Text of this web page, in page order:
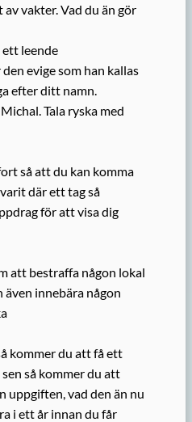
vakter. Vad du än gör
ett leende
evige som han kallas
efter ditt namn.
Tala ryska med
så att du kan komma
där ett tag så
för att visa dig
att bestraffa någon lokal
innebära någon
kommer du att få ett
så kommer du att
uppgiften, vad den än nu
i ett år innan du får